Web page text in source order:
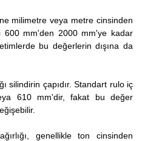
milimetre veya metre cinsinden
600 mm'den 2000 mm'ye kadar
bu değerlerin dışına da
silindirin çapıdır. Standart rulo iç
610 mm'dir, fakat bu değer
genellikle ton cinsinden